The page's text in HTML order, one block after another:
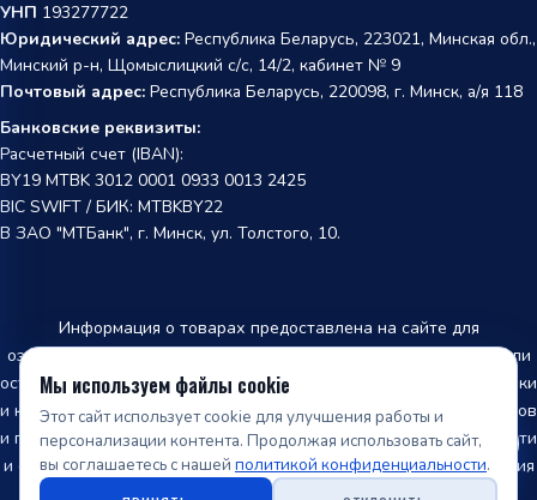
УНП 193277722
Юридический адрес: Республика Беларусь, 223021, Минская обл.,
Минский р-н, Щомыслицкий с/с, 14/2, кабинет № 9
Почтовый адрес: Республика Беларусь, 220098, г. Минск, а/я 118
Банковские реквизиты:
Расчетный счет (IBAN):
BY19 MTBK 3012 0001 0933 0013 2425
BIC SWIFT / БИК: MTBKBY22
В ЗАО "МТБанк", г. Минск, ул. Толстого, 10.
Информация о товарах предоставлена на сайте для
ознакомления и не является публичной офертой. Производители
оставляют за собой право изменять внешний вид, характеристики
и комплектацию товара, предварительно не уведомляя продавцов
и потребителей. Информация о наличии товара, точной стоимости
и оформление заказа производится только после подтверждения
менеджером нашей компании.
Мы используем файлы cookie
Этот сайт использует cookie для улучшения работы и
персонализации контента. Продолжая использовать сайт,
вы соглашаетесь с нашей политикой конфиденциальности.